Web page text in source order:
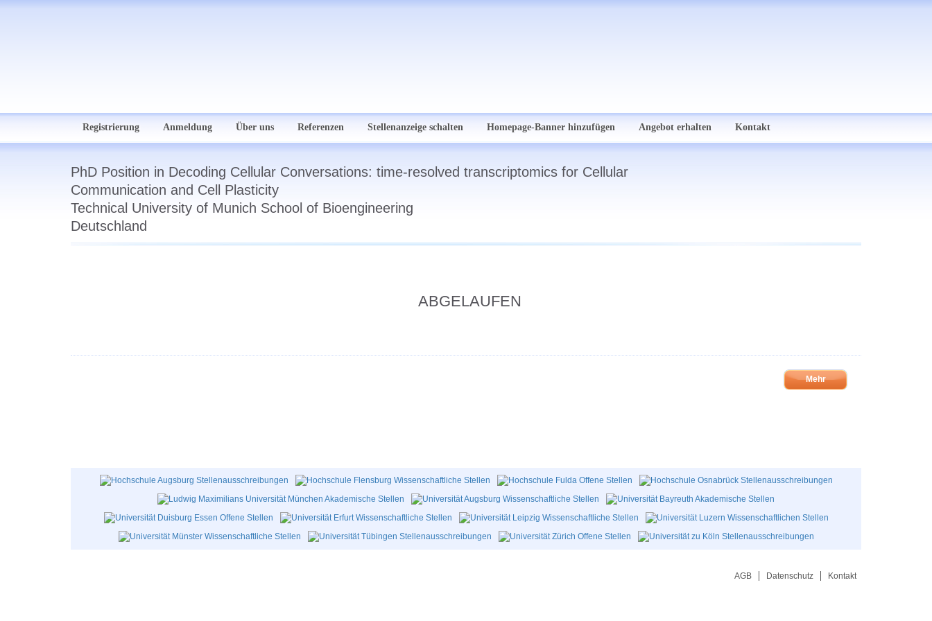
Registrierung Anmeldung Über uns Referenzen Stellenanzeige schalten Homepage-Banner hinzufügen Angebot erhalten Kontakt
PhD Position in Decoding Cellular Conversations: time-resolved transcriptomics for Cellular
Communication and Cell Plasticity
Technical University of Munich School of Bioengineering
Deutschland
ABGELAUFEN
Mehr
AGB Datenschutz Kontakt